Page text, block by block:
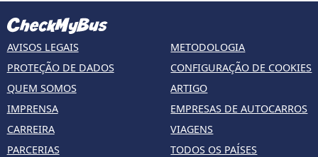
AVISOS LEGAIS
PROTEÇÃO DE DADOS
QUEM SOMOS
IMPRENSA
CARREIRA
PARCERIAS
METODOLOGIA
CONFIGURAÇÃO DE COOKIES
ARTIGO
EMPRESAS DE AUTOCARROS
VIAGENS
TODOS OS PAÍSES